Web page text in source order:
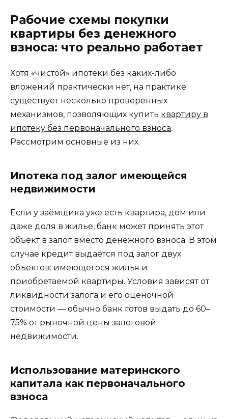
Рабочие схемы покупки
квартиры без денежного
взноса: что реально работает
Хотя «чистой» ипотеки без каких-либо
вложений практически нет, на практике
существует несколько проверенных
механизмов, позволяющих купить квартиру в
ипотеку без первоначального взноса.
Рассмотрим основные из них.
Ипотека под залог имеющейся
недвижимости
Если у заёмщика уже есть квартира, дом или
даже доля в жилье, банк может принять этот
объект в залог вместо денежного взноса. В этом
случае кредит выдаётся под залог двух
объектов: имеющегося жилья и
приобретаемой квартиры. Условия зависят от
ликвидности залога и его оценочной
стоимости — обычно банк готов выдать до 60–
75% от рыночной цены залоговой
недвижимости.
Использование материнского
капитала как первоначального
взноса